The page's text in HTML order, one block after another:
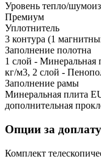
Уровень тепло/
Премиум
Уплотнитель
3 контура (1
Заполнение полотна
1 слой - Минеральная
кг/м3, 2 слой -
Заполнение рамы
Минеральная плита
дополнительная
Опции за
Комплект